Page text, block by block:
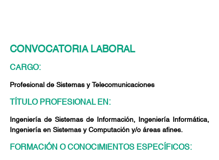
CONVOCATORIA LABORAL
CARGO:
Profesional de Sistemas y Telecomunicaciones
TÍTULO PROFESIONAL EN:
Ingeniería de Sistemas de Información, Ingeniería Informática,
Ingeniería en Sistemas y Computación y/o áreas afines.
FORMACIÓN O CONOCIMIENTOS ESPECÍFICOS: